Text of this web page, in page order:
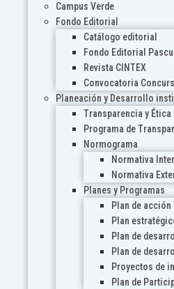
Campus Verde
Fondo Editorial
Catálogo editorial
Fondo Editorial
Revista CINTEX
Convocatoria
Planeación y Desarrollo
Transparencia y Ética
Programa de
Normograma
Normativa
Normativa
Planes y Programas
Plan de acción
Plan
Plan de
Plan de
Proyectos de
Plan de